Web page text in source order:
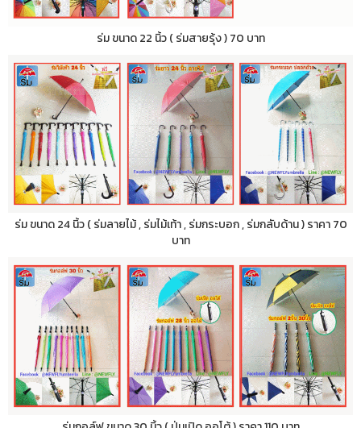
ร่ม ขนาด 22 นิ้ว ( ร่มสายรุ้ง ) 70 บาท
ร่ม ขนาด 24 นิ้ว ( ร่มลายไม้ , ร่มไม้เท้า , ร่มกระบอก , ร่มกลับด้าน ) ราคา 70
บาท